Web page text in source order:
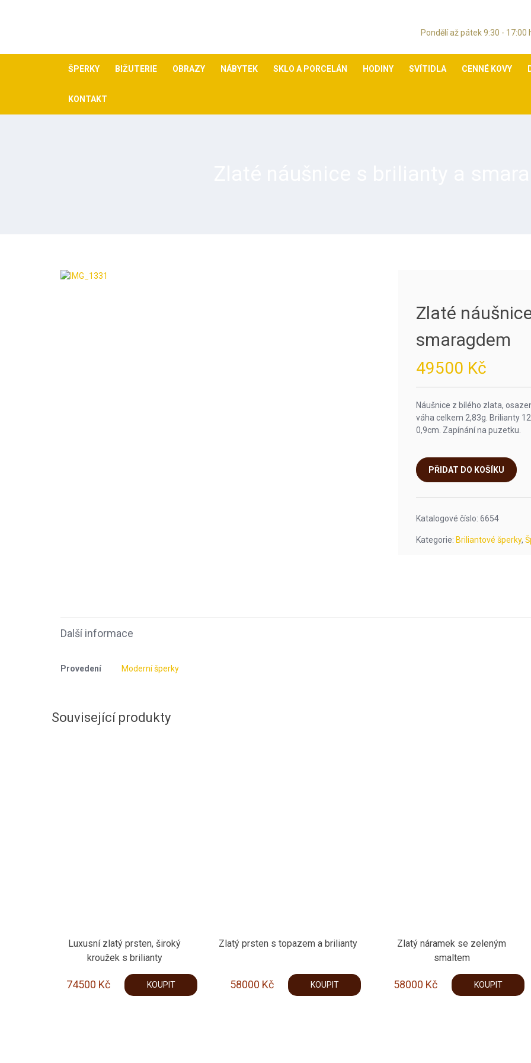
Pondělí až pátek 9:30 - 17:00
ŠPERKY BIŽUTERIE OBRAZY NÁBYTEK SKLO A PORCELÁN HODINY SVÍTIDLA CENNÉ KOVY
KONTAKT
Zlaté
smaragdem
49500 Kč
Náušnice z bílého zlata,
váha celkem 2,83g. Brilianty
0,9cm. Zapínání na puzetku.
PŘIDAT DO KOŠÍKU
Katalogové číslo: 6654
Kategorie: Briliantové šperky,
Další informace
Provedení Moderní šperky
Související produkty
Luxusní zlatý prsten, široký
kroužek s brilianty
74500 Kč KOUPIT
Zlatý prsten s topazem a brilianty
58000 Kč KOUPIT
Zlatý náramek se zeleným
smaltem
58000 Kč KOUPIT